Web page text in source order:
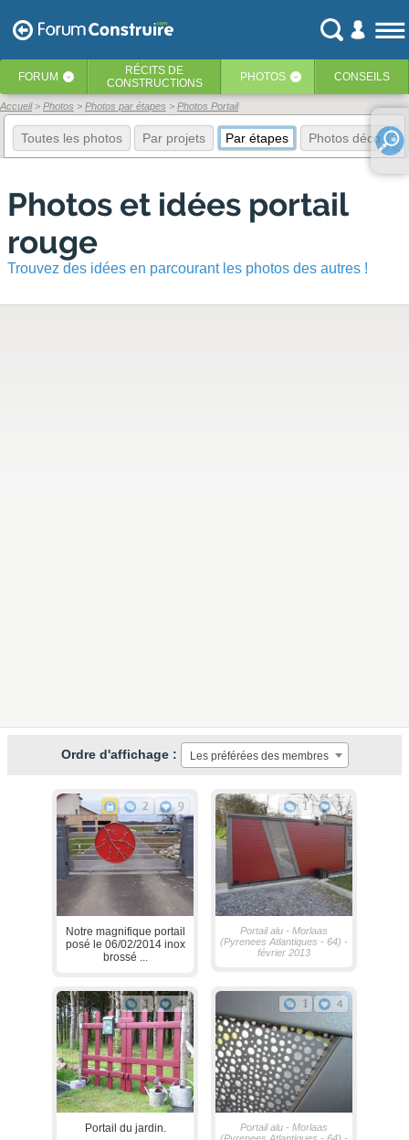
FORUM ‹ RÉCITS DE
CONSTRUCTIONS
PHOTOS ‹ CONSEILS
Accueil Photos Photos par étapes Photos Portail
Toutes les photos Par projets Par étapes Photos déco
Photos et idées portail
rouge
Trouvez des idées en parcourant les photos des autres !
Ordre d'affichage : Les préférées des membres
2 9
Notre magnifique portail
posé le 06/02/2014 inox
brossé ...
1 5
Portail alu - Morlaas
(Pyrenees Atlantiques - 64) -
février 2013
1 4
Portail du jardin.
1 4
Portail alu - Morlaas